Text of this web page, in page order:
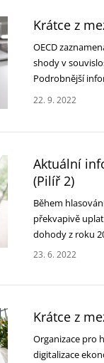
Krátce z
OECD
shody v
Podrobnější
22. 9. 2022
Aktuální
(Pilíř 2)
Během
překvapivě
dohody z roku
23. 6. 2022
Krátce z
Organizace pro
digitalizace